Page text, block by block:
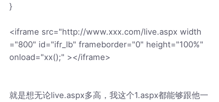
}
<iframe src="http://www.xxx.com/live.aspx width
="800" id="ifr_lb" frameborder="0" height="100%"
onload="xx();" ></iframe>
就是想无论live.aspx多高，我这个1.aspx都能够跟他一